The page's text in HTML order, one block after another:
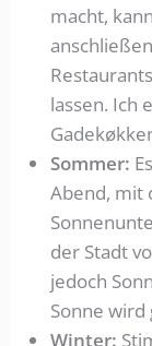
macht,
lassen. Ich
Sommer:
Abend, mit
der Stadt
jedoch
Sonne
Winter: